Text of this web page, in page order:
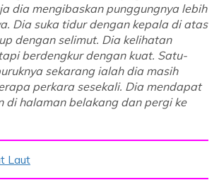
dia mengibaskan punggungnya lebih
Dia suka tidur dengan kepala di atas
dengan selimut. Dia kelihatan
berdengkur dengan kuat. Satu-
sekarang ialah dia masih
perkara sesekali. Dia mendapat
di halaman belakang dan pergi ke
Laut